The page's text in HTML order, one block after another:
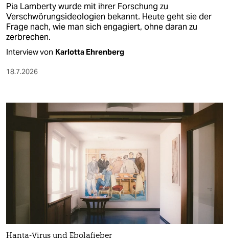
Pia Lamberty wurde mit ihrer Forschung zu
Verschwörungsideologien bekannt. Heute geht sie der
Frage nach, wie man sich engagiert, ohne daran zu
zerbrechen.
Interview von Karlotta Ehrenberg
18.7.2026
Hanta-Virus und Ebolafieber